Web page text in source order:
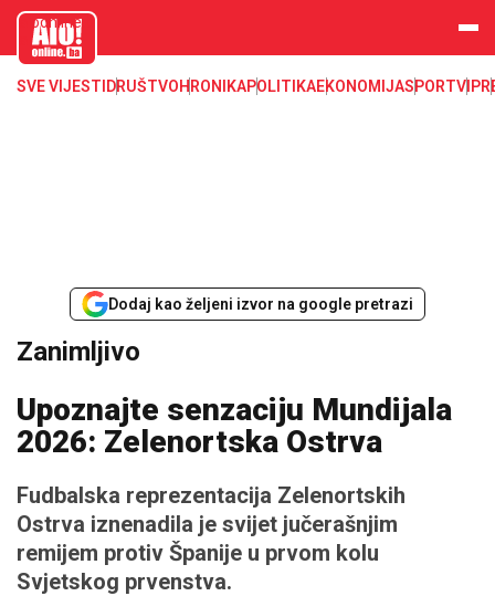
aloonline.b
SVE VIJESTI DRUŠTVOHRONIKAPOLITIKAEKONOMIJASPORTVIP
Dodaj kao željeni izvor na google pretrazi
Zanimljivo
Upoznajte senzaciju Mundijala
2026: Zelenortska Ostrva
Fudbalska reprezentacija Zelenortskih
Ostrva iznenadila je svijet jučerašnjim
remijem protiv Španije u prvom kolu
Svjetskog prvenstva.